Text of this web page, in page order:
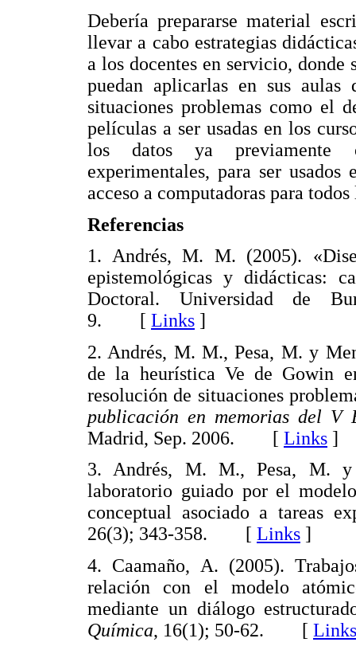
Debería prepararse material
llevar a cabo estrategias
a los docentes en servicio, donde
puedan aplicarlas en sus
situaciones problemas como el
películas a ser usadas en los
los datos ya previamente
experimentales, para ser
acceso a computadoras para
Referencias
1. Andrés, M. M. (2005).
epistemológicas y didácticas:
Doctoral. Universidad de
9. [ Links ]
2. Andrés, M. M., Pesa, M. y
de la heurística Ve de Gowin
resolución de situaciones
publicación en memorias del V
Madrid, Sep. 2006. [ Links ]
3. Andrés, M. M., Pesa, M. y
laboratorio guiado por el
conceptual asociado a tareas
26(3); 343-358. [ Links ]
4. Caamaño, A. (2005).
relación con el modelo
mediante un diálogo
Química, 16(1); 50-62. [ Links